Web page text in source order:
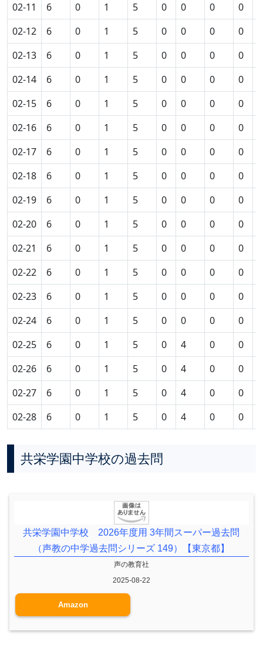
02-11
6 0 1 5 0 0 0 0
02-12
6 0 1 5 0 0 0 0
02-13
6 0 1 5 0 0 0 0
02-14
6 0 1 5 0 0 0 0
02-15
6 0 1 5 0 0 0 0
02-16
6 0 1 5 0 0 0 0
02-17
6 0 1 5 0 0 0 0
02-18
6 0 1 5 0 0 0 0
02-19
6 0 1 5 0 0 0 0
02-20
6 0 1 5 0 0 0 0
02-21
6 0 1 5 0 0 0 0
02-22
6 0 1 5 0 0 0 0
02-23
6 0 1 5 0 0 0 0
02-24
6 0 1 5 0 0 0 0
02-25
6 0 1 5 0 4 0 0
02-26
6 0 1 5 0 4 0 0
02-27
6 0 1 5 0 4 0 0
02-28
6 0 1 5 0 4 0 0
共栄学園中学校の過去問
共栄学園中学校 2026年度用 3年間スーパー過去問
（声教の中学過去問シリーズ 149）【東京都】
声の教育社
2025-08-22
Amazon